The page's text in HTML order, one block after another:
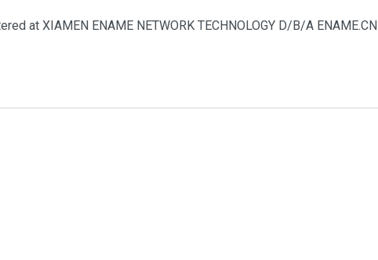
at XIAMEN ENAME NETWORK TECHNOLOGY D/B/A ENAME.CN